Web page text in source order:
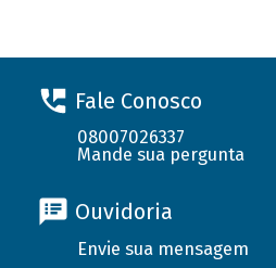
Fale Conosco
08007026337
Mande sua pergunta
Ouvidoria
Envie sua mensagem